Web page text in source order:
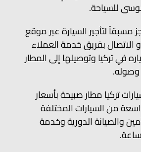
للسياحة.
مسبقاً لتأجير السيارة عبر موقع
الاتصال بفريق خدمة العملاء
في تركيا وتوصيلها إلى المطار
وصوله.
تركيا مطار صبيحة بأسعار
من السيارات المختلفة
والصيانة الدورية وخدمة